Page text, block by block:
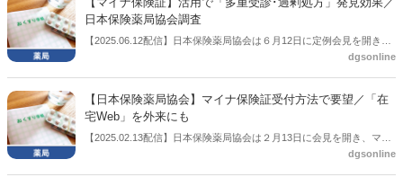
日本保険薬局協会調査
【2025.06.12配信】日本保険薬局協会は６月12日に定例会見を開き、
「保険薬局における医療DX活用と業務貢献等の実態調査」の結果を説
dgsonline
【日本保険薬局協会】マイナ保険証受付方法で要望／「在
宅Web」を外来にも
【2025.02.13配信】日本保険薬局協会は２月13日に会見を開き、マイ
ナ保険証の受付方法についての要望をまとめ、公表した。現在、在宅
dgsonline